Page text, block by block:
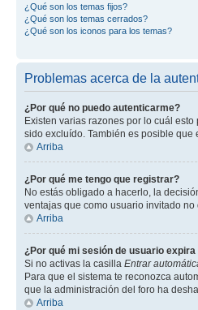
¿Qué son los temas fijos?
¿Qué son los temas cerrados?
¿Qué son los iconos para los temas?
Problemas acerca de la
¿Por qué no puedo autenticarme?
Existen varias razones por lo cuál
sido excluído. También es posible
Arriba
¿Por qué me tengo que registrar?
No estás obligado a hacerlo, la
ventajas que como usuario invitado
Arriba
¿Por qué mi sesión de usuario
Si no activas la casilla Entrar
Para que el sistema te reconozca
que la administración del foro ha
Arriba